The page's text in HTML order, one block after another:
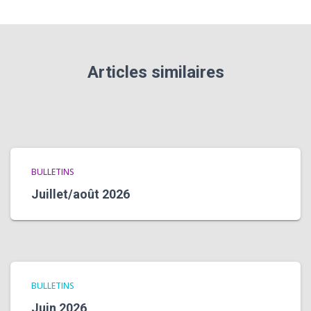
Articles similaires
BULLETINS
Juillet/août 2026
BULLETINS
Juin 2026